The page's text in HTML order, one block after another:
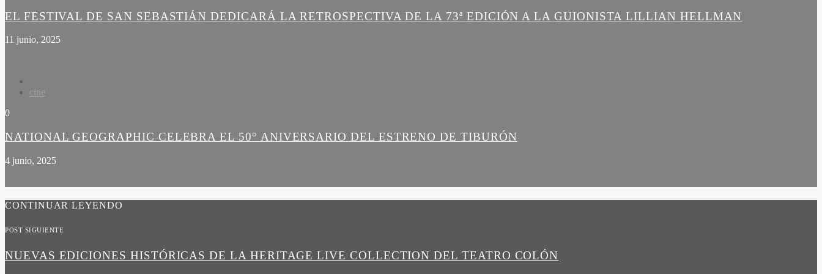
EL FESTIVAL DE SAN SEBASTIÁN DEDICARÁ LA RETROSPECTIVA DE LA 73ª EDICIÓN A LA GUIONISTA LILLIAN HELLMAN
11 junio, 2025
cine
0
NATIONAL GEOGRAPHIC CELEBRA EL 50° ANIVERSARIO DEL ESTRENO DE TIBURÓN
4 junio, 2025
CONTINUAR LEYENDO
POST SIGUIENTE
NUEVAS EDICIONES HISTÓRICAS DE LA HERITAGE LIVE COLLECTION DEL TEATRO COLÓN